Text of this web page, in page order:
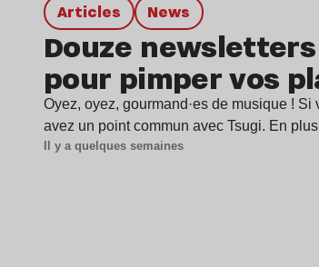
Articles news
Douze
pour pimper vos
Oyez, oyez, gourmand·es de musique !
avez un point commun avec Tsugi. En
Il y a quelques semaines